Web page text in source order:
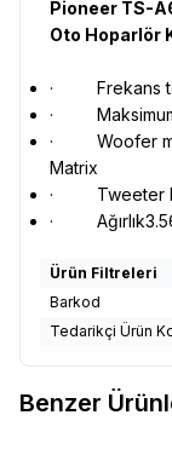
Pioneer TS-
Oto Hoparlör
· Frekans
·
· Woofer
Matrix
· Tweeter
·
Ürün Filtreleri
Barkod
Tedarikçi Ürün
Benzer